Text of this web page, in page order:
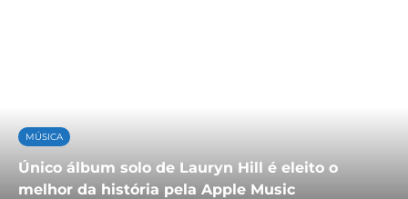
MÚSICA
Único álbum solo de Lauryn Hill é eleito o
melhor da história pela Apple Music